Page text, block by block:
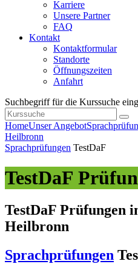
Karriere
Unsere Partner
FAQ
Kontakt
Kontaktformular
Standorte
Öffnungszeiten
Anfahrt
Suchbegriff für die Kurssuche
HomeUnser Angebot
Heilbronn
Sprachprüfungen TestDaF
TestDaF
TestDaF Prüfungen
Heilbronn
Sprachprüfungen